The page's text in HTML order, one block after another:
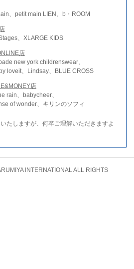
、petit main LIEN、b・ROOM
、XLARGE KIDS
店
new york childrenswear、
loveit、Lindsay、BLUE CROSS
店
rain、babycheer、
of wonder、キリンのソフィ
たしますが、何卒ご理解いただきますよ